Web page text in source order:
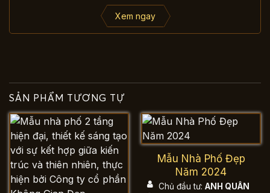
Xem ngay
SẢN PHẨM TƯƠNG TỰ
Mẫu Nhà Phố Đẹp
Năm 2024
Chủ đầu tư: ANH QUÂN